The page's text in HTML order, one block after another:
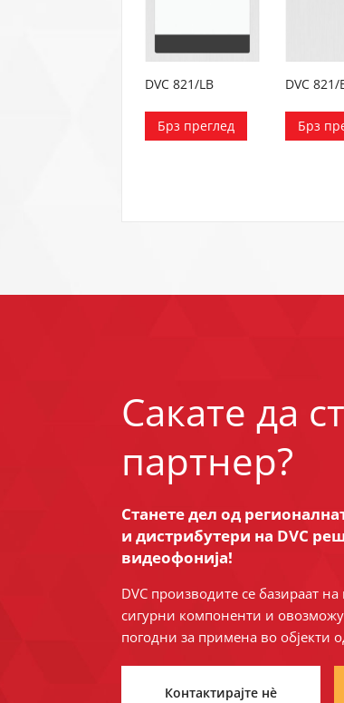
DVC 821/LB
Брз преглед
DVC 821/
Брз
Сакате да
партнер?
Станете дел од
и дистрибутери на DVC
видеофонија!
DVC производите се базираат
сигурни компоненти и
погодни за примена во објекти
Контактирајте нè